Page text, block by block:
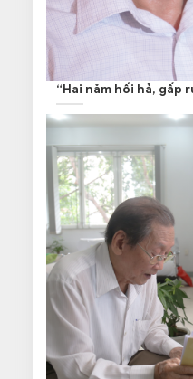
“Hai năm hối hả, gấp